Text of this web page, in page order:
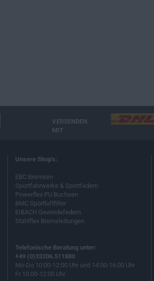
VERSENDEN
MIT
Unsere Shop's:
EBC Bremsen
Sportfahrwerke & Sportfedern
Powerflex PU Buchsen
BMC Sportluftfilter
EIBACH Gewindefedern
Stahlflex Bremsleitungen
Telefonische Beratung unter:
+49 (0)33206.511880
Mo-Do 10:00-12:00 Uhr und 14:00-16:00 Uhr
Fr 10:00-12:00 Uhr